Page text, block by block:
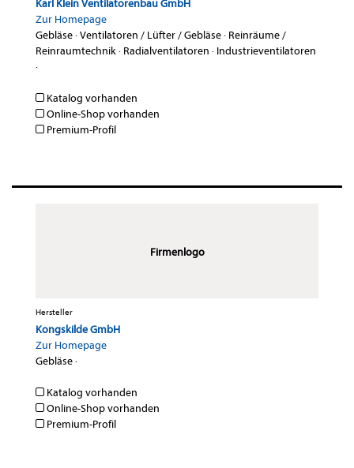
Karl Klein Ventilatorenbau GmbH
Zur Homepage
Gebläse·Ventilatoren / Lüfter / Gebläse· Reinräume /
Reinraumtechnik· Radialventilatoren · Industrieventilatoren
·
Katalog vorhanden
Online-Shop vorhanden
Premium-Profil
Firmenlogo
Hersteller
Kongskilde GmbH
Zur Homepage
Gebläse·
Katalog vorhanden
Online-Shop vorhanden
Premium-Profil